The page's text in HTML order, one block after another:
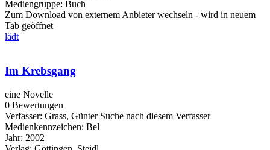
Mediengruppe: Buch
Zum Download von externem Anbieter wechseln - wird in neuem
Tab geöffnet
lädt
Im Krebsgang
eine Novelle
0 Bewertungen
Verfasser: Grass, Günter Suche nach diesem Verfasser
Medienkennzeichen: Bel
Jahr: 2002